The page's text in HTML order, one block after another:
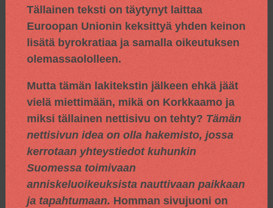
Tällainen teksti on täytynyt laittaa
Euroopan Unionin keksittyä yhden keinon
lisätä byrokratiaa ja samalla oikeutuksen
olemassaololleen.
Mutta tämän lakitekstin jälkeen ehkä jäät
vielä miettimään, mikä on Korkkaamo ja
miksi tällainen nettisivu on tehty? Tämän
nettisivun idea on olla hakemisto, jossa
kerrotaan yhteystiedot kuhunkin
Suomessa toimivaan
anniskeluoikeuksista nauttivaan paikkaan
ja tapahtumaan. Homman sivujuoni on